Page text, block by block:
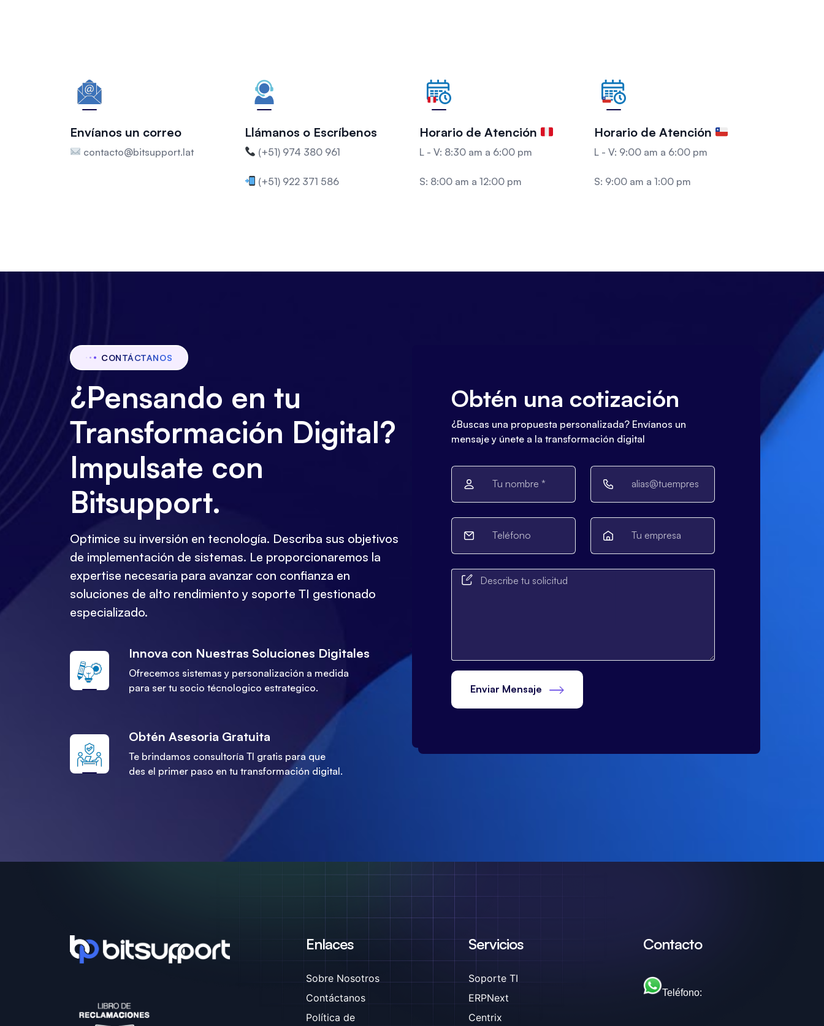
Envíanos un correo
contacto@bitsupport.lat
Llámanos o Escríbenos
(+51) 974 380 961
(+51) 922 371 586
Horario de Atención
L - V: 8:30 am a 6:00 pm
S: 8:00 am a 12:00 pm
Horario de Atención
L - V: 9:00 am a 6:00 pm
S: 9:00 am a 1:00 pm
CONTÁCTANOS
¿Pensando en tu
Transformación Digital?
Impulsate con
Bitsupport.
Optimice su inversión en tecnología. Describa sus objetivos
de implementación de sistemas. Le proporcionaremos la
expertise necesaria para avanzar con confianza en
soluciones de alto rendimiento y soporte TI gestionado
especializado.
Innova con Nuestras Soluciones Digitales
Ofrecemos sistemas y personalización a medida
para ser tu socio técnologico estrategico.
Obtén Asesoria Gratuita
Te brindamos consultoría TI gratis para que
des el primer paso en tu transformación digital.
Obtén una cotización
¿Buscas una propuesta personalizada? Envíanos un
mensaje y únete a la transformación digital
Enviar Mensaje
Enlaces
Sobre Nosotros
Contáctanos
Política de
Servicios
Soporte TI
ERPNext
Centrix
Contacto
Teléfono: